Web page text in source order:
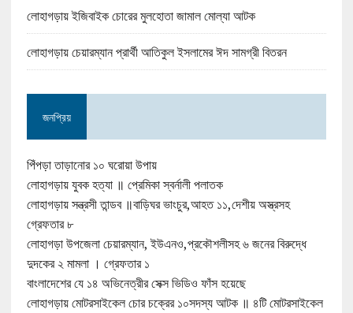
লোহাগড়ায় ইজিবাইক চোরের মুলহোতা জামাল মোল্যা আটক
লোহাগড়ায় চেয়ারম্যান প্রার্থী আতিকুল ইসলামের ঈদ সামগ্রী বিতরন
জনপ্রিয়
পিঁপড়া তাড়ানোর ১০ ঘরোয়া উপায়
লোহাগড়ায় যুবক হত্যা ॥ প্রেমিকা স্বর্নালী পলাতক
লোহাগড়ায় সন্ত্রসী তান্ডব ॥বাড়িঘর ভাংচুর,আহত ১১,দেশীয় অস্ত্রসহ
গ্রেফতার ৮
লোহাগড়া উপজেলা চেয়ারম্যান, ইউএনও,প্রকৌশলীসহ ৬ জনের বিরুদ্ধে
দুদকের ২ মামলা । গ্রেফতার ১
বাংলাদেশের যে ১৪ অভিনেত্রীর সেক্স ভিডিও ফাঁস হয়েছে
লোহাগড়ায় মোটরসাইকেল চোর চক্রের ১০সদস্য আটক ॥ ৪টি মোটরসাইকেল